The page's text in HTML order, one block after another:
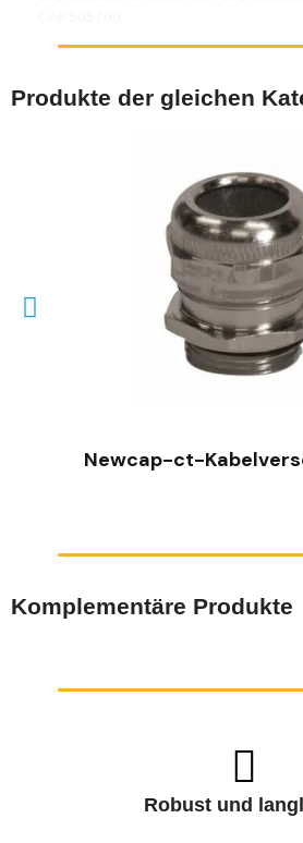
Produkte der gleichen
Newcap-ct-
Komplementäre Produkte
Robust und